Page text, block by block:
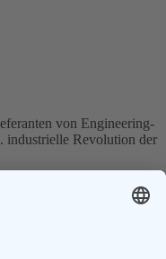
von Engineering-
industrielle Revolution der
ist es unser Ziel, die